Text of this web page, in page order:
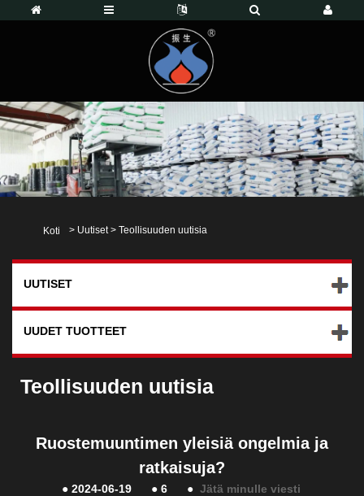
Koti > Uutiset > Teollisuuden uutisia
UUTISET
UUDET TUOTTEET
Teollisuuden uutisia
Ruostemuuntimen yleisiä ongelmia ja
ratkaisuja?
●2024-06-19 ●6 ● Jätä minulle viesti